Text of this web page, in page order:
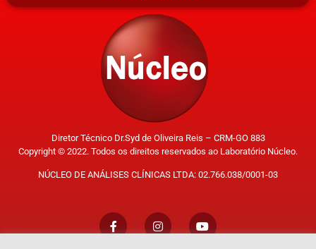
Diretor Técnico Dr.Syd de Oliveira Reis – CRM-GO 883
Copyright © 2022. Todos os direitos reservados ao Laboratório Núcleo.
NÚCLEO DE ANÁLISES CLÍNICAS LTDA: 02.766.038/0001-03